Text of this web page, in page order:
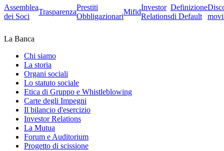
Assemblea
dei Soci
Trasparenza
Prestiti
Obbligazionari
Mifid
Investor
Relations
Definizione
di Default
La Banca
Chi siamo
La storia
Organi sociali
Lo statuto sociale
Etica di Gruppo e Whistleblowing
Carte degli Impegni
Il bilancio d'esercizio
Investor Relations
La Mutua
Forum e Auditorium
Progetto di scissione